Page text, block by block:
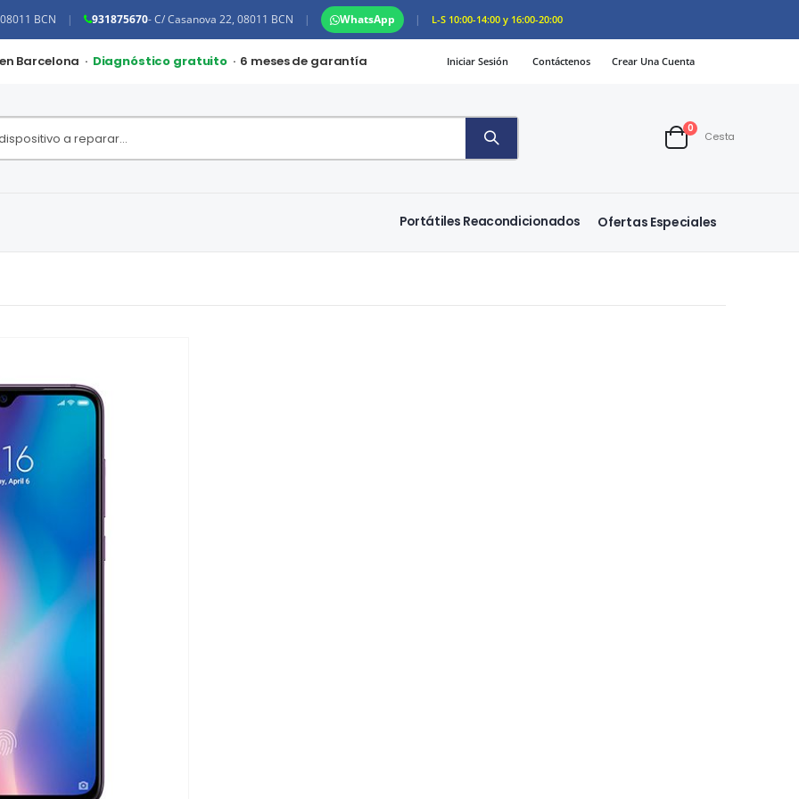
BCN | 931875670- C/ Casanova 22, 08011 BCN | WhatsApp | L-S 10:00-14:00 y 16:00-20:00
Barcelona · Diagnóstico gratuito · 6 meses de garantía Iniciar Sesión Contáctenos Crear Una Cuenta
Cart
0artículos
Cesta
Portátiles Reacondicionados Ofertas Especiales